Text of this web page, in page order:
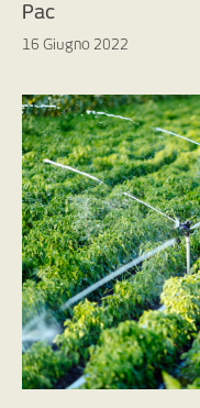
Pac
16 Giugno 2022